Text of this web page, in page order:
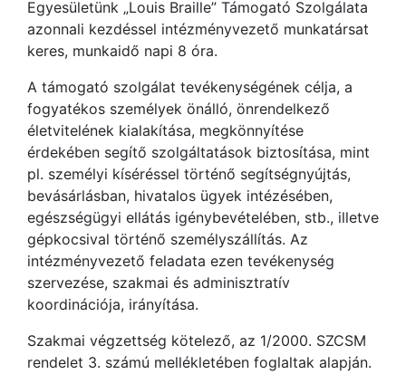
Egyesületünk „Louis Braille” Támogató Szolgálata
azonnali kezdéssel intézményvezető munkatársat
keres, munkaidő napi 8 óra.
A támogató szolgálat tevékenységének célja, a
fogyatékos személyek önálló, önrendelkező
életvitelének kialakítása, megkönnyítése
érdekében segítő szolgáltatások biztosítása, mint
pl. személyi kíséréssel történő segítségnyújtás,
bevásárlásban, hivatalos ügyek intézésében,
egészségügyi ellátás igénybevételében, stb., illetve
gépkocsival történő személyszállítás. Az
intézményvezető feladata ezen tevékenység
szervezése, szakmai és adminisztratív
koordinációja, irányítása.
Szakmai végzettség kötelező, az 1/2000. SZCSM
rendelet 3. számú mellékletében foglaltak alapján.